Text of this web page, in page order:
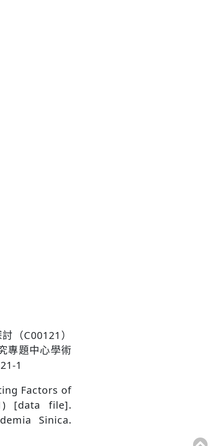
（C00121）
專題中心學術
1
Factors of
[data file].
Sinica.